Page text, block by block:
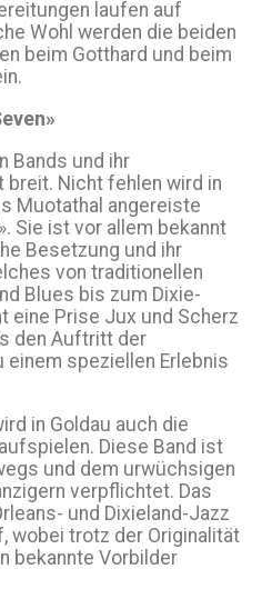
laufen auf
Wohl werden die beiden
beim Gotthard und beim
Bands und ihr
Nicht fehlen wird in
Muotathal angereiste
Sie ist vor allem bekannt
Besetzung und ihr
von traditionellen
Blues bis zum Dixie-
eine Prise Jux und Scherz
den Auftritt der
speziellen Erlebnis
in Goldau auch die
Diese Band ist
und dem urwüchsigen
verpflichtet. Das
und Dixieland-Jazz
wobei trotz der Originalität
bekannte Vorbilder